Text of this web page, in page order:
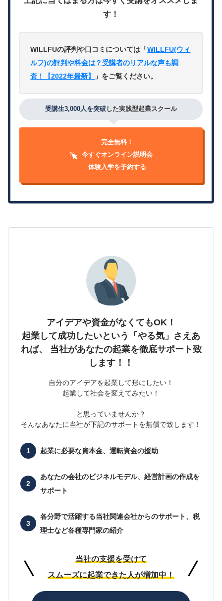
す！
WILLFUの評判や口コミについては「WILLFU(ウィ
ルフ)の評判や料金は？受講者のリアルな声も調
査！【2022年最新】
」をご覧ください。
受講生3,000人を突破 した実践型起業スクール
完全無料！
今すぐオンライン説明会
体験入学を予約する
アイデアや資金がなくてもOK！
起業して成功したいという「やる気」さえあ
れば、
当社があなたの起業を徹底サポート致
します！！
自分のアイデアを起業して形にしたい！
起業して社会を変えてみたい！
と思っていませんか？
そんなあなたに当社が下記のサポートを無償で致します！
起業に必要な資本金、運転資金の援助
あなたの会社のビジネルモデル、経営計画の作成を
サポート
各分野で活躍する当社関連会社からのサポート、 税
理士など各種専門家の紹介
当社の支援を受けて
スムーズに起業できた人が増加中！